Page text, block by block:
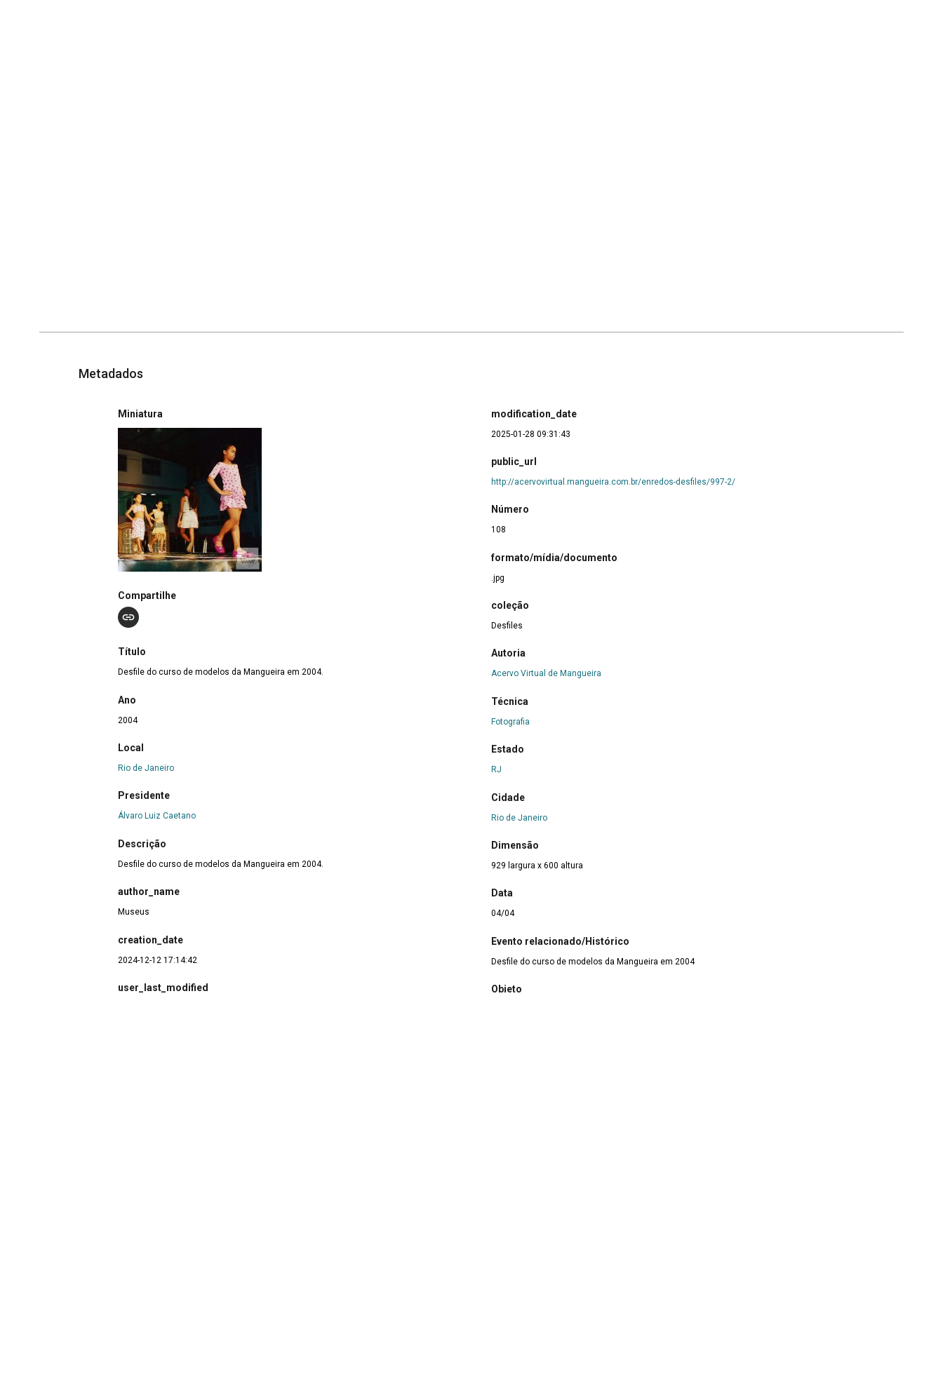
Metadados
Miniatura
Compartilhe
Título
Desfile do curso de modelos da Mangueira em 2004.
Ano
2004
Local
Rio de Janeiro
Presidente
Álvaro Luiz Caetano
Descrição
Desfile do curso de modelos da Mangueira em 2004.
author_name
Museus
creation_date
2024-12-12 17:14:42
user_last_modified
modification_date
2025-01-28 09:31:43
public_url
http://acervovirtual.mangueira.com.br/enredos-desfiles/997-2/
Número
108
formato/mídia/documento
.jpg
coleção
Desfiles
Autoria
Acervo Virtual de Mangueira
Técnica
Fotografia
Estado
RJ
Cidade
Rio de Janeiro
Dimensão
929 largura x 600 altura
Data
04/04
Evento relacionado/Histórico
Desfile do curso de modelos da Mangueira em 2004
Objeto